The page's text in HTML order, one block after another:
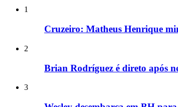
1
Cruzeiro: Matheus Henrique
2
Brian Rodríguez é direto após
3